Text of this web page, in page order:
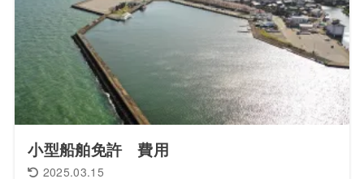
小型船舶免許 費用
2025.03.15